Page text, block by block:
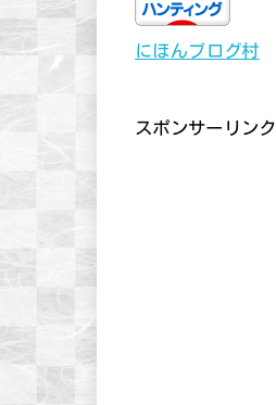
にほんブログ村
スポンサーリンク